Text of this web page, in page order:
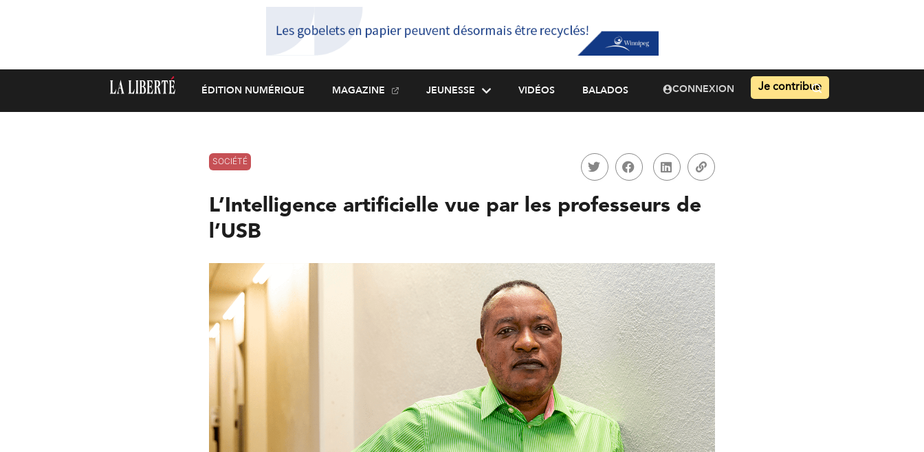
ÉDITION NUMÉRIQUE MAGAZINE JEUNESSE VIDÉOS BALADOS CONNEXION Je contribue
SOCIÉTÉ
L’Intelligence artificielle vue par les professeurs de
l’USB